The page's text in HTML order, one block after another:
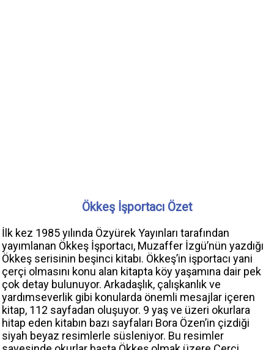
Ökkeş İşportacı Özet
İlk kez 1985 yılında Özyürek Yayınları tarafından
yayımlanan Ökkeş İşportacı, Muzaffer İzgü’nün yazdığı
Ökkeş serisinin beşinci kitabı. Ökkeş’in işportacı yani
çerçi olmasını konu alan kitapta köy yaşamına dair pek
çok detay bulunuyor. Arkadaşlık, çalışkanlık ve
yardımseverlik gibi konularda önemli mesajlar içeren
kitap, 112 sayfadan oluşuyor. 9 yaş ve üzeri okurlara
hitap eden kitabın bazı sayfaları Bora Özen’in çizdiği
siyah beyaz resimlerle süsleniyor. Bu resimler